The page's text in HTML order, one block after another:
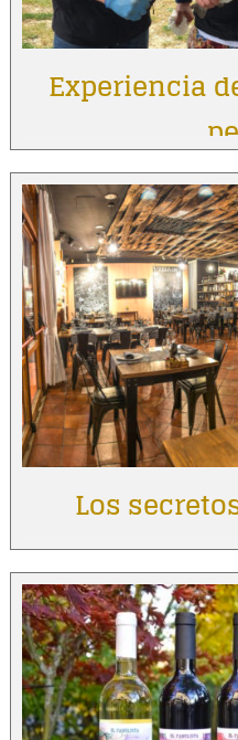
Experiencia
Los